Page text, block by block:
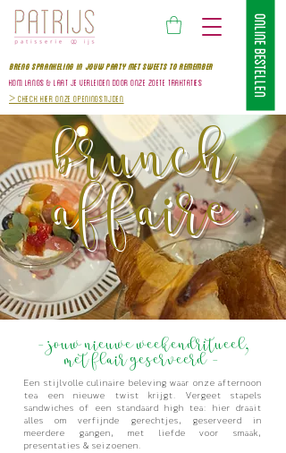
BRENG SPRANKELING IN JOUW PARTY MET SWEETS TO REMEMBer
kom langS & laat je verleiden door onze zoete traktaties
>Check hier onze openingstijden
ONLINE BESTELLEN
brunch
affaire
- Jouw nieuwe weekendritueel,
met flair geserveerd -
Een stijlvolle culinaire beleving waar onze afternoon
tea een nieuwe twist krijgt. Vergeet stapels
sandwiches of een standaard high tea: hier draait
alles om verfijnde gerechtjes, geserveerd in
meerdere gangen, met liefde voor smaak,
presentaties & seizoenen.